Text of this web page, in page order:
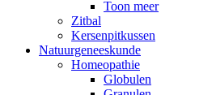
Toon meer
Zitbal
Kersenpitkussen
Natuurgeneeskunde
Homeopathie
Globulen